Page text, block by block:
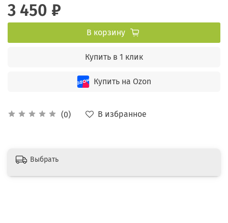
(0) В избранное
3 450 ₽
В корзину
Купить в 1 клик
Купить на Ozon
Выбрать